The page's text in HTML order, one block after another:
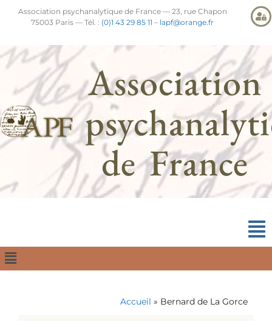
Association psychanalytique de France — 23, rue Chapon
75003 Paris — Tél. : (0)1 43 29 85 11 – lapf@orange.fr
Association
de France
Accueil » Bernard de La Gorce